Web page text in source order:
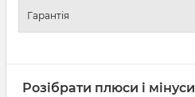
Гарантія
Розібрати плюси і